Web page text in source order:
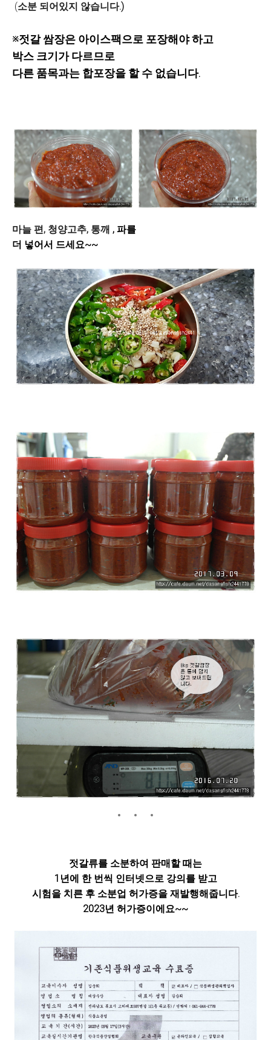
(소분 되어있지 않습니다.)
※젓갈 쌈장은 아이스팩으로 포장해야 하고
박스 크기가 다르므로
다른 품목과는 합포장을 할 수 없습니다.
마늘 편, 청양고추, 통깨 , 파를
더 넣어서 드세요~~
젓갈류를 소분하여 판매할 때는
1년에 한 번씩 인터넷으로 강의를 받고
시험을 치른 후 소분업 허가증을 재발행해줍니다.
2023년 허가증이에요~~